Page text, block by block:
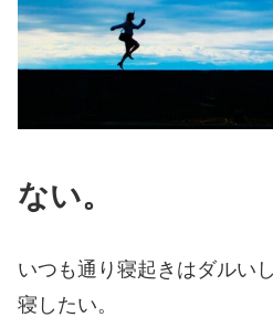
ない。
いつも通り寝起きはダルい
寝したい。